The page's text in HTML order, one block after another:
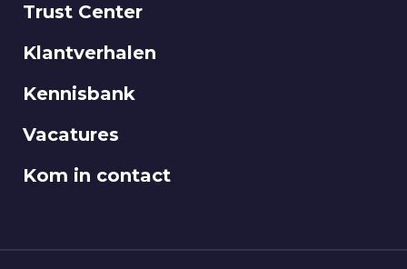
Trust Center
Klantverhalen
Kennisbank
Vacatures
Kom in contact